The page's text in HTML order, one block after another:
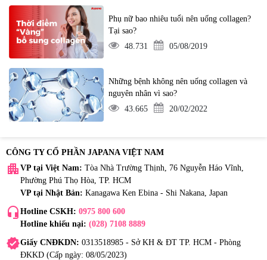
Phụ nữ bao nhiêu tuổi nên uống collagen?
Tại sao?
48.731
05/08/2019
Những bệnh không nên uống collagen và
nguyên nhân vì sao?
43.665
20/02/2022
CÔNG TY CỔ PHẦN JAPANA VIỆT NAM
apartment VP tại Việt Nam: Tòa Nhà Trường Thịnh, 76 Nguyễn Háo Vĩnh,
Phường Phú Thọ Hòa, TP. HCM
VP tại Nhật Bản: Kanagawa Ken Ebina - Shi Nakana, Japan
headset_mic Hotline CSKH: 0975 800 600
Hotline khiếu nại: (028) 7108 8889
verifiedGiấy CNĐKDN: 0313518985 - Sở KH & ĐT TP. HCM - Phòng
ĐKKD (Cấp ngày: 08/05/2023)